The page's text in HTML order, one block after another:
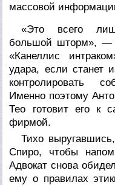
массовой
«Это всего
большой шторм», —
«Канеллис
удара, если станет
контролировать
Именно поэтому
Тео готовит его к
фирмой.
Тихо
Спиро, чтобы
Адвокат снова
ему о правилах